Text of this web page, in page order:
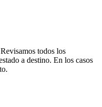
todos los
a destino. En los casos